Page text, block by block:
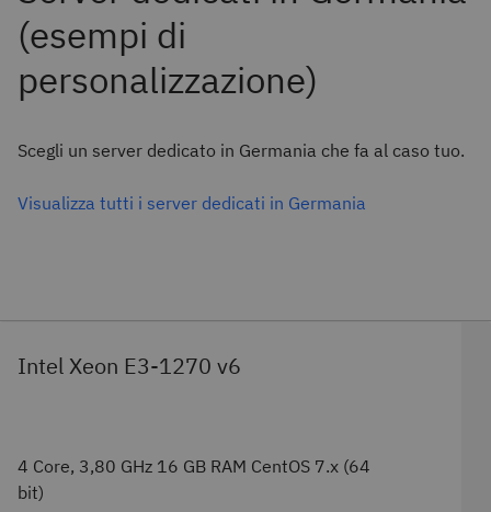
Scegli un server dedicato in Germania che fa al caso tuo.
Visualizza tutti i server dedicati in Germania
Intel Xeon E3-1270 v6
4 Core, 3,80 GHz 16 GB RAM CentOS 7.x (64
bit)